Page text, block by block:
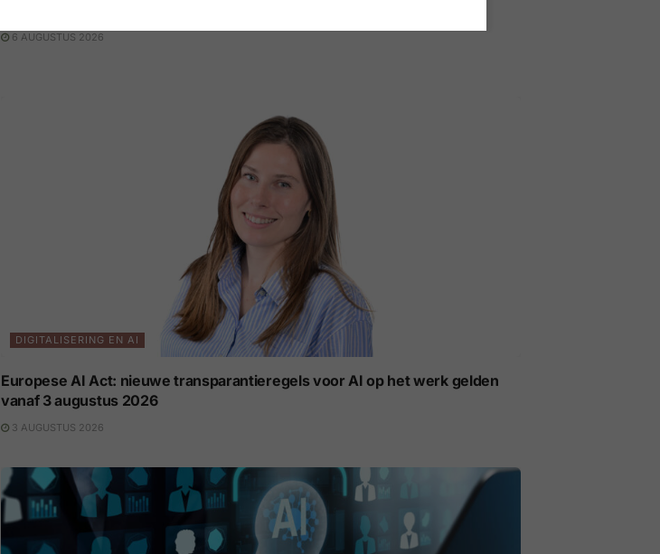
6 AUGUSTUS 2026
DIGITALISERING EN AI
Europese AI Act: nieuwe transparantieregels voor AI op het werk gelden
vanaf 3 augustus 2026
3 AUGUSTUS 2026